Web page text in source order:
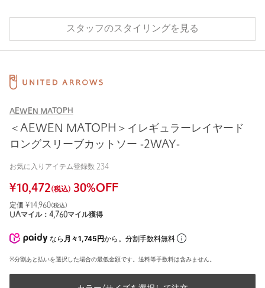
スタッフのスタイリングを見る
AEWEN MATOPH
＜AEWEN MATOPH＞イレギュラーレイヤード
ロングスリーブカットソー ‐2WAY‐
お気に入りアイテム登録数 234
¥10,472(税込) 30%OFF
定価 ¥14,960(税込)
UAマイル： 4,760マイル獲得
なら 月々1,745円から。分割手数料無料
※分割あと払いを選択した場合の最低金額です。送料等手数料は含みません。